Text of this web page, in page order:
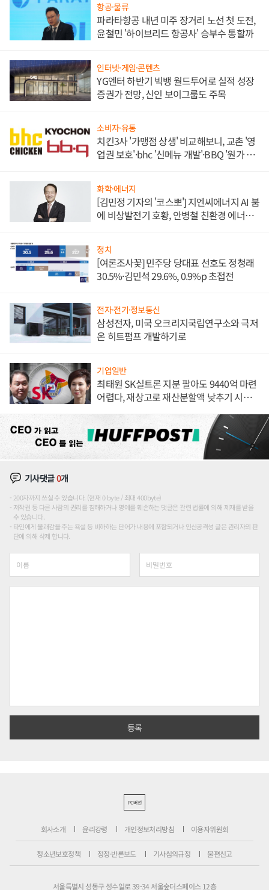
항공·물류
파라타항공 내년 미주 장거리 노선 첫 도전,
윤철민 '하이브리드 항공사' 승부수 통할까
인터넷·게임·콘텐츠
YG엔터 하반기 빅뱅 월드투어로 실적 성장
증권가 전망, 신인 보이그룹도 주목
소비자·유통
치킨3사 '가맹점 상생' 비교해보니, 교촌 '영
업권 보호'·bhc '신메뉴 개발'·BBQ '원가 부
화학·에너지
[김민정 기자의 '코스뽀'] 지엔씨에너지 AI 붐
에 비상발전기 호황, 안병철 친환경 에너지
정치
[여론조사꽃] 민주당 당대표 선호도 정청래
30.5%·김민석 29.6%, 0.9%p 초접전
전자·전기·정보통신
삼성전자, 미국 오크리지국립연구소와 극저
온 히트펌프 개발하기로
기업일반
최태원 SK실트론 지분 팔아도 9440억 마련
어렵다, 재상고로 재산분할액 낮추기 시도
기사댓글0개
200자까지 쓰실 수 있습니다. (현재 0 byte / 최대 400byte)
저작권 등 다른 사람의 권리를 침해하거나 명예를 훼손하는 댓글은 관련 법률에 의해 제재를 받을
수 있습니다.
타인에게 불쾌감을 주는 욕설 등 비하하는 단어가 내용에 포함되거나 인신공격성 글은 관리자의 판
단에 의해 삭제 합니다.
PC버전
회사소개 윤리강령 개인정보처리방침 이용자위원회
청소년보호정책 정정·반론보도 기사심의규정 불편신고
서울특별시 성동구 성수일로 39-34 서울숲더스페이스 12층